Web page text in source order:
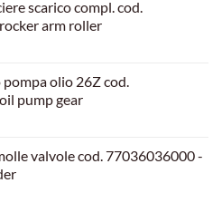
scarico compl. cod.
arm roller
olio 26Z cod.
pump gear
valvole cod. 77036036000 -